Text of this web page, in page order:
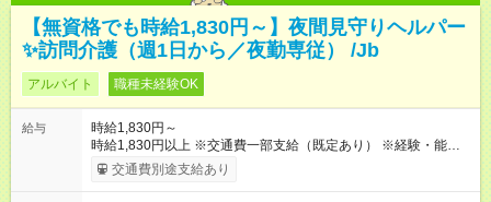
【無資格でも時給1,830円～】夜間見守りヘルパー
✨訪問介護（週1日から／夜勤専従） /Jb
アルバイト 職種未経験OK
給与
時給1,830円～
時給1,830円以上 ※交通費一部支給（既定あり） ※経験・能力を
考慮して決定します 【収入例】 週1回勤務の場合：1,830円×8時
間×4回=5万8,560円 週3回勤務の場合：1,830円×8時間×12回
交通費別途支給あり